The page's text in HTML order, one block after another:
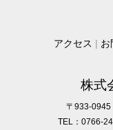
アクセス | お
株式
〒933-0945
TEL：0766-